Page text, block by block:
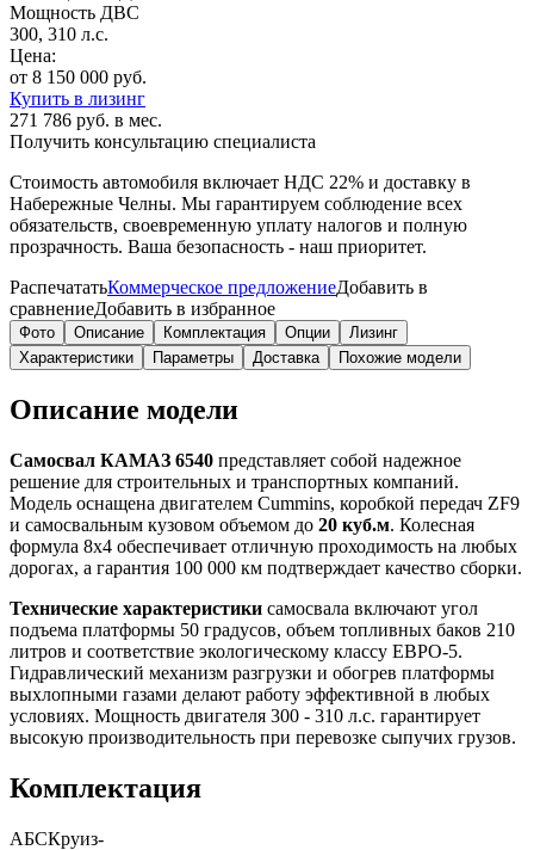
Мощность ДВС
300, 310 л.с.
Цена:
от 8 150 000 руб.
Купить в лизинг
271 786 руб. в мес.
Получить консультацию специалиста
Стоимость автомобиля включает НДС 22% и доставку в
Набережные Челны. Мы гарантируем соблюдение всех
обязательств, своевременную уплату налогов и полную
прозрачность. Ваша безопасность - наш приоритет.
РаспечататьКоммерческое предложениеДобавить в
сравнениеДобавить в избранное
Фото Описание Комплектация Опции
Лизинг
Характеристики
Параметры Доставка Похожие модели
Описание модели
Самосвал КАМАЗ 6540 представляет собой надежное
решение для строительных и транспортных компаний.
Модель оснащена двигателем Cummins, коробкой передач ZF9
и самосвальным кузовом объемом до 20 куб.м. Колесная
формула 8х4 обеспечивает отличную проходимость на любых
дорогах, а гарантия 100 000 км подтверждает качество сборки.
Технические характеристики самосвала включают угол
подъема платформы 50 градусов, объем топливных баков 210
литров и соответствие экологическому классу ЕВРО-5.
Гидравлический механизм разгрузки и обогрев платформы
выхлопными газами делают работу эффективной в любых
условиях. Мощность двигателя 300 - 310 л.с. гарантирует
высокую производительность при перевозке сыпучих грузов.
Комплектация
АБСКруиз-